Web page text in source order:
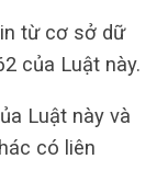
từ cơ sở dữ
của Luật này.
Luật này và
có liên